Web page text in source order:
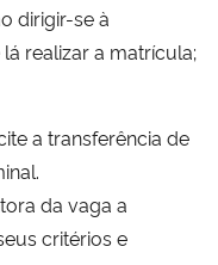
dirigir-se à
realizar a matrícula;
a transferência de
da vaga a
critérios e